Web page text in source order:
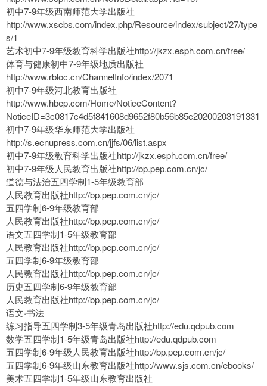
初中7-9年级西南师范大学出版社
http://www.xscbs.com/index.php/Resource/index/subject/27/type
s/1
艺术初中7-9年级教育科学出版社http://jkzx.esph.com.cn/free/
体育与健康初中7-9年级地质出版社
http://www.rbloc.cn/ChannelInfo/index/2071
初中7-9年级河北教育出版社
http://www.hbep.com/Home/NoticeContent?
NoticeID=3c0817c4d5f841608d9652f80b56b85c20200203191331
初中7-9年级华东师范大学出版社
http://s.ecnupress.com.cn/jjfs/06/list.aspx
初中7-9年级教育科学出版社http://jkzx.esph.com.cn/free/
初中7-9年级人民教育出版社http://bp.pep.com.cn/jc/
道德与法治五四学制1-5年级教育部
人民教育出版社http://bp.pep.com.cn/jc/
五四学制6-9年级教育部
人民教育出版社http://bp.pep.com.cn/jc/
语文五四学制1-5年级教育部
人民教育出版社http://bp.pep.com.cn/jc/
五四学制6-9年级教育部
人民教育出版社http://bp.pep.com.cn/jc/
历史五四学制6-9年级教育部
人民教育出版社http://bp.pep.com.cn/jc/
语文·书法
练习指导五四学制3-5年级青岛出版社http://edu.qdpub.com
数学五四学制1-5年级青岛出版社http://edu.qdpub.com
五四学制6-9年级人民教育出版社http://bp.pep.com.cn/jc/
五四学制6-9年级山东教育出版社http://www.sjs.com.cn/ebooks/
美术五四学制1-5年级山东教育出版社